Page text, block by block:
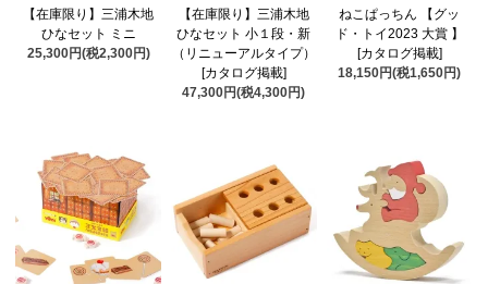
【在庫限り】三浦木地
ひなセット ミニ
25,300円(税2,300円)
【在庫限り】三浦木地
ひなセット 小１段・新
（リニューアルタイプ）
[カタログ掲載]
47,300円(税4,300円)
ねこぱっちん 【グッ
ド・トイ2023 大賞 】
[カタログ掲載]
18,150円(税1,650円)